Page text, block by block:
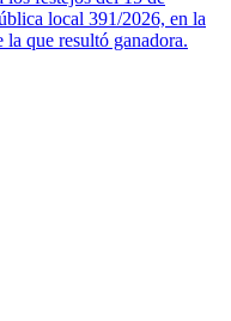
local 391/2026, en la
que resultó ganadora.